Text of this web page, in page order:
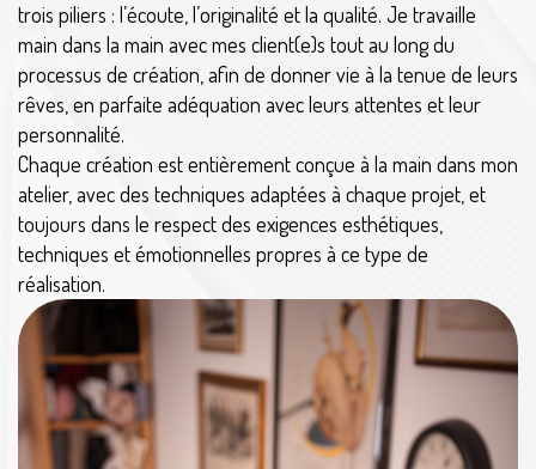
trois piliers : l’écoute, l’originalité et la qualité. Je travaille
main dans la main avec mes client(e)s tout au long du
processus de création, afin de donner vie à la tenue de leurs
rêves, en parfaite adéquation avec leurs attentes et leur
personnalité.
Chaque création est entièrement conçue à la main dans mon
atelier, avec des techniques adaptées à chaque projet, et
toujours dans le respect des exigences esthétiques,
techniques et émotionnelles propres à ce type de
réalisation.